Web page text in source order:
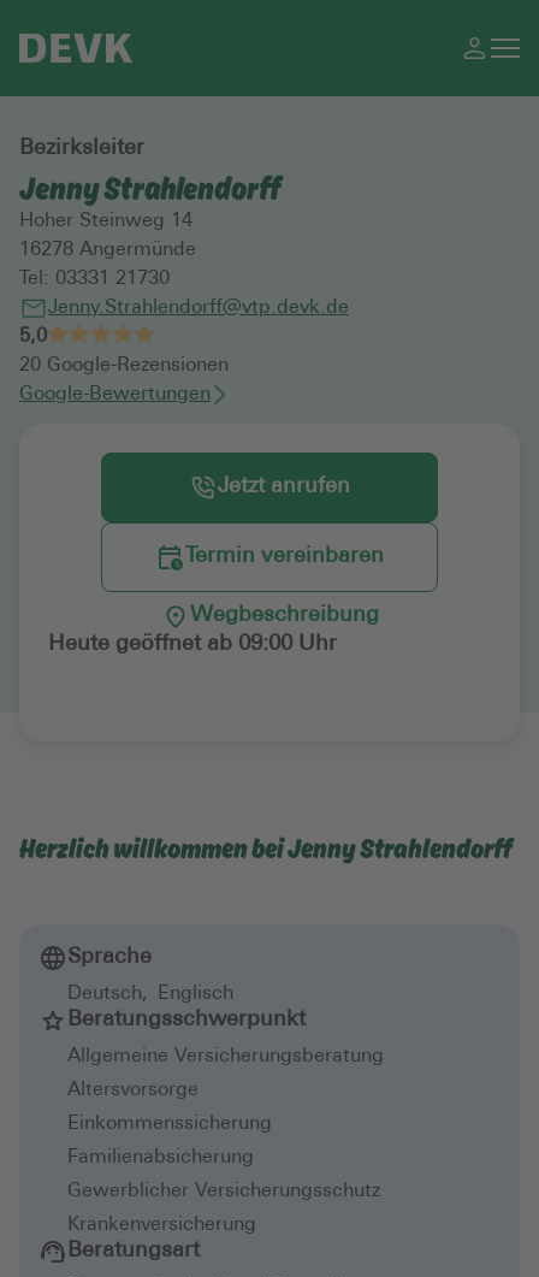
Bezirksleiter
Jenny Strahlendorff
Hoher Steinweg 14
16278 Angermünde
Tel: 03331 21730
Jenny.Strahlendorff@vtp.devk.de
5,0
20 Google-Rezensionen
Google-Bewertungen
Jetzt anrufen
Termin vereinbaren
Wegbeschreibung
Heute geöffnet ab 09:00 Uhr
Herzlich willkommen bei Jenny Strahlendorff
Sprache
Deutsch, Englisch
Beratungsschwerpunkt
Allgemeine Versicherungsberatung
Altersvorsorge
Einkommenssicherung
Familienabsicherung
Gewerblicher Versicherungsschutz
Krankenversicherung
Beratungsart